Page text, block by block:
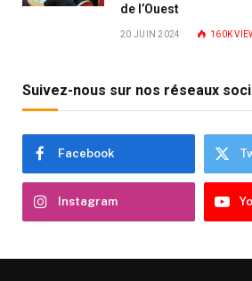
de l’Ouest
20 JUIN 2024 160K
Suivez-nous sur nos réseaux
Facebook
Instagram